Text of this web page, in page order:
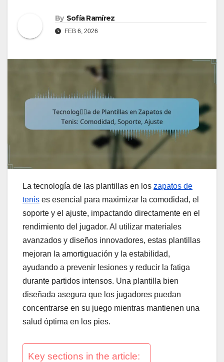
By Sofía Ramírez
FEB 6, 2026
La tecnología de las plantillas en los zapatos de
tenis es esencial para maximizar la comodidad, el
soporte y el ajuste, impactando directamente en el
rendimiento del jugador. Al utilizar materiales
avanzados y diseños innovadores, estas plantillas
mejoran la amortiguación y la estabilidad,
ayudando a prevenir lesiones y reducir la fatiga
durante partidos intensos. Una plantilla bien
diseñada asegura que los jugadores puedan
concentrarse en su juego mientras mantienen una
salud óptima en los pies.
Key sections in the article: